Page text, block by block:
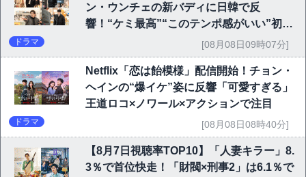
ン・ウンチェの新バディに日韓で反
響！“ケミ最高”“このテンポ感がいい”初回
ドラマ [08月08日09時07分]
Netflix「恋は飴模様」配信開始！チョン・
ヘインの“爆イケ”姿に反響「可愛すぎる」
王道ロコ×ノワール×アクションで注目
ドラマ [08月08日08時40分]
【8月7日視聴率TOP10】「人妻キラー」8.
3％で首位快走！「財閥×刑事2」は6.1％で